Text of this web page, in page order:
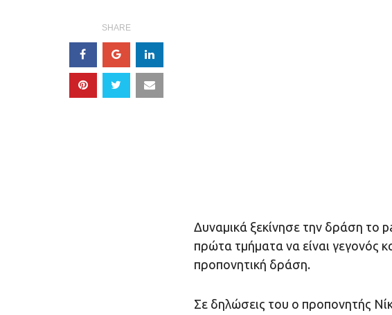
SHARE
Δυναμικά ξεκίνησε την δράση το
πρώτα τμήματα να είναι γεγονός
προπονητική δράση.
Σε δηλώσεις του ο προπονητής